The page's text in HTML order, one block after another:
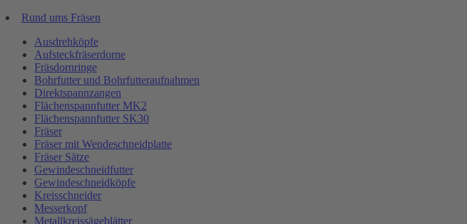
Rund ums Fräsen
Ausdrehköpfe
Aufsteckfräserdorne
Fräsdornringe
Bohrfutter und Bohrfutteraufnahmen
Direktspannzangen
Flächenspannfutter MK2
Flächenspannfutter SK30
Fräser
Fräser mit Wendeschneidplatte
Fräser Sätze
Gewindeschneidfutter
Gewindeschneidköpfe
Kreisschneider
Messerkopf
Metallkreissägeblätter